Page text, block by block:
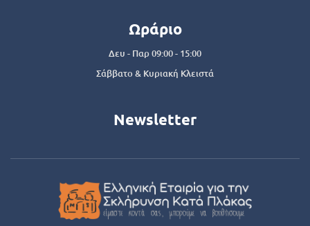
Ωράριο
Δευ - Παρ 09:00 - 15:00
Σάββατο & Κυριακή Κλειστά
Newsletter